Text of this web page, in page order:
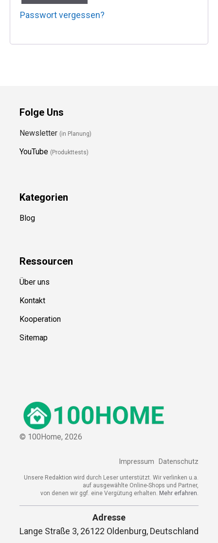
Passwort vergessen?
Folge Uns
Newsletter (in Planung)
YouTube (Produkttests)
Kategorien
Blog
Ressourcen
Über uns
Kontakt
Kooperation
Sitemap
© 100Home, 2026
Impressum Datenschutz
Unsere Redaktion wird durch Leser unterstützt. Wir verlinken u.a.
auf ausgewählte Online-Shops und Partner,
von denen wir ggf. eine Vergütung erhalten. Mehr erfahren.
Adresse
Lange Straße 3, 26122 Oldenburg, Deutschland